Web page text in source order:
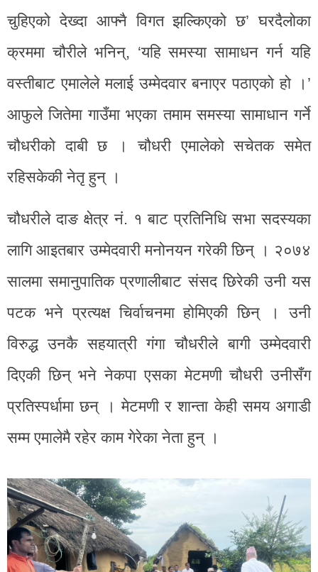
चुहिएको देख्दा आफ्नै विगत झल्किएको छ’ घरदैलोका
क्रममा चौरीले भनिन्, ‘यहि समस्या सामाधन गर्न यहि
वस्तीबाट एमालेले मलाई उम्मेदवार बनाएर पठाएको हो ।’
आफुले जितेमा गाउँमा भएका तमाम समस्या सामाधान गर्ने
चौधरीको दाबी छ । चौधरी एमालेको सचेतक समेत
रहिसकेकी नेतृ हुन् ।
चौधरीले दाङ क्षेत्र नं. १ बाट प्रतिनिधि सभा सदस्यका
लागि आइतबार उम्मेदवारी मनोनयन गरेकी छिन् । २०७४
सालमा समानुपातिक प्रणालीबाट संसद छिरेकी उनी यस
पटक भने प्रत्यक्ष चिर्वाचनमा होमिएकी छिन् । उनी
विरुद्ध उनकै सहयात्री गंगा चौधरीले बागी उम्मेदवारी
दिएकी छिन् भने नेकपा एसका मेटमणी चौधरी उनीसँग
प्रतिस्पर्धामा छन् । मेटमणी र शान्ता केही समय अगाडी
सम्म एमालेमै रहेर काम गेरेका नेता हुन् ।